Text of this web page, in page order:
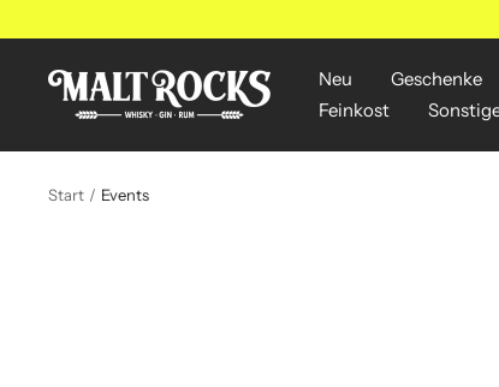
zum
Neu Geschenke
Feinkost
MALT
ROCKS
Start Events